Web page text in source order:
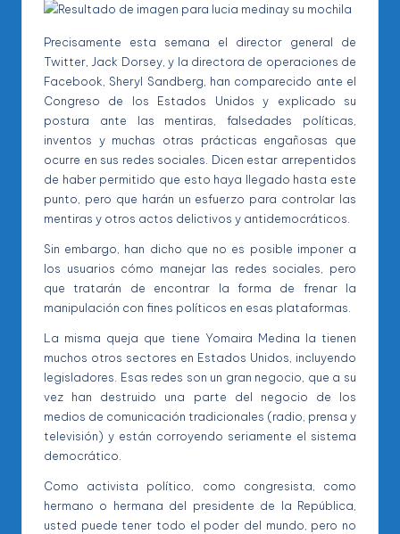
Precisamente esta semana el director general de
Twitter, Jack Dorsey, y la directora de operaciones de
Facebook, Sheryl Sandberg, han comparecido ante el
Congreso de los Estados Unidos y explicado su
postura ante las mentiras, falsedades políticas,
inventos y muchas otras prácticas engañosas que
ocurre en sus redes sociales. Dicen estar arrepentidos
de haber permitido que esto haya llegado hasta este
punto, pero que harán un esfuerzo para controlar las
mentiras y otros actos delictivos y antidemocráticos.
Sin embargo, han dicho que no es posible imponer a
los usuarios cómo manejar las redes sociales, pero
que tratarán de encontrar la forma de frenar la
manipulación con fines políticos en esas plataformas.
La misma queja que tiene Yomaira Medina la tienen
muchos otros sectores en Estados Unidos, incluyendo
legisladores. Esas redes son un gran negocio, que a su
vez han destruido una parte del negocio de los
medios de comunicación tradicionales (radio, prensa y
televisión) y están corroyendo seriamente el sistema
democrático.
Como activista político, como congresista, como
hermano o hermana del presidente de la República,
usted puede tener todo el poder del mundo, pero no